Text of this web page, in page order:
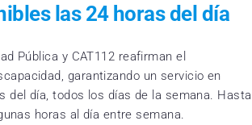
las 24 horas del día
Pública y CAT112 reafirman el
garantizando un servicio en
del día, todos los días de la semana. Hasta
horas al día entre semana.